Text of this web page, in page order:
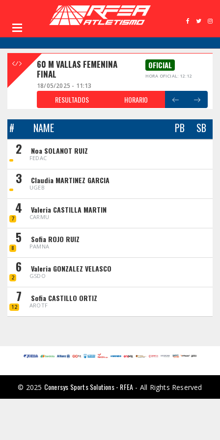
60 M VALLAS FEMENINA
FINAL
OFICIAL
HORA OFICIAL: 12:12
18/05/2025 - 11:13
RESULTADOS HORARIO
# NAME PB SB
2 Noa SOLANOT RUIZ
FEDAC
3 Claudia MARTINEZ GARCIA
UGEB
4
7
Valeria CASTILLA MARTIN
CARMU
5
8
Sofia ROJO RUIZ
PAMNA
6
2
Valeria GONZALEZ VELASCO
GSDO
7
12
Sofia CASTILLO ORTIZ
AROTF
© 2025 Conersys Sports Solutions - RFEA - All Rights Reserved